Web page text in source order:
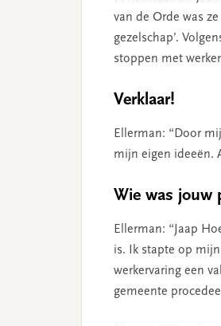
van de Orde was
gezelschap’.
stoppen met
Verklaar!
Ellerman: “Door
mijn eigen ideeën.
Wie was jouw
Ellerman: “Jaap
is. Ik stapte op
werkervaring een
gemeente